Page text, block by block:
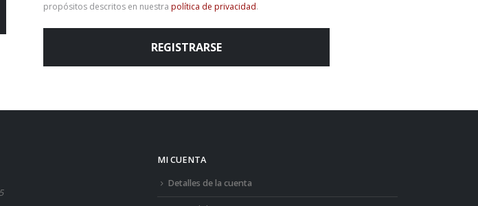
propósitos descritos en nuestra política de privacidad.
REGISTRARSE
MI CUENTA
Detalles de la cuenta